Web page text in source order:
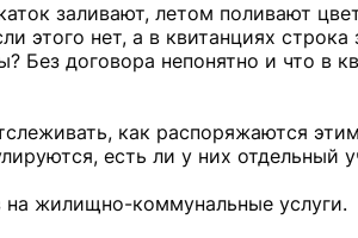
заливают, летом поливают
этого нет, а в квитанциях строка
Без договора непонятно и что в
как распоряжаются
есть ли у них отдельный
жилищно-коммунальные услуги.